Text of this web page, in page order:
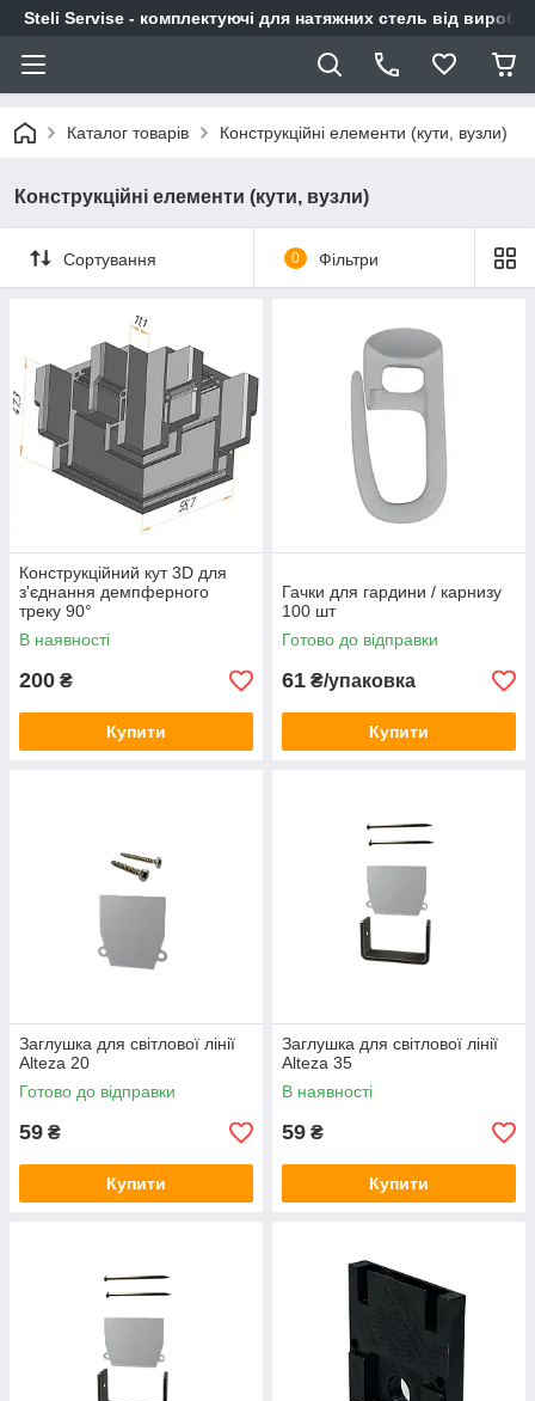
Steli Servise - комплектуючі для натяжних стель від
Каталог товарів Конструкційні елементи (кути, вузли)
Конструкційні елементи (кути, вузли)
Сортування 0 Фільтри
Конструкційний кут 3D для
з'єднання демпферного
треку 90°
В наявності
200 ₴
Купити
Гачки для гардини / карнизу
100 шт
Готово до відправки
61 ₴/упаковка
Купити
Заглушка для світлової лінії
Alteza 20
Готово до відправки
59 ₴
Купити
Заглушка для світлової лінії
Alteza 35
В наявності
59 ₴
Купити